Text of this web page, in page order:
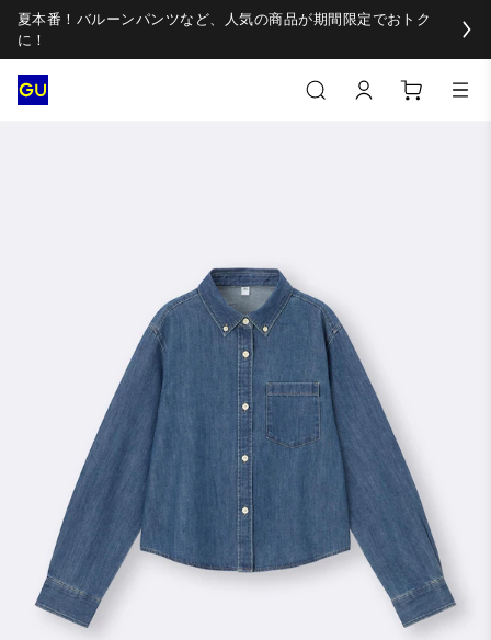
夏本番！バルーンパンツなど、人気の商品が期間限定でおトク
に！